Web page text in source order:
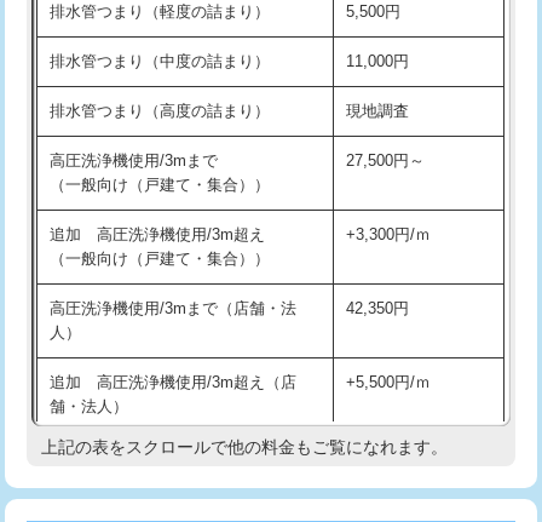
※給水管工事は20mmまでの価格です。
持込商品取付（浄水器・分岐水栓） 16,500円
給水管工事※（ホール加工) 16,500円
給水管工事※（バンド止め) 3,300円
給水管工事※（支持金具設置)
給水管工事※（保温材使用（バンド止
め込み）)
5,500円
給水管工事※（土の掘削・埋め戻し作
業)
11,000円
給水管工事※（塩ビ管（VP・HI）使
用/3ｍまで)
33,000円
給水管工事※（塩ビ管（VP・HI）使
+8,800円
排水管つまり（軽度の詰まり） 5,500円
排水管つまり（中度の詰まり） 11,000円
排水管つまり（高度の詰まり） 現地調査
高圧洗浄機使用/3mまで
（一般向け（戸建て・集合））
27,500円～
追加 高圧洗浄機使用/3m超え
（一般向け（戸建て・集合））
+3,300円/ｍ
高圧洗浄機使用/3mまで（店舗・法
人）
42,350円
追加 高圧洗浄機使用/3m超え（店
舗・法人）
+5,500円/ｍ
高度高圧洗浄換 現地調査
上記の表をスクロールで他の料金もご覧になれます。